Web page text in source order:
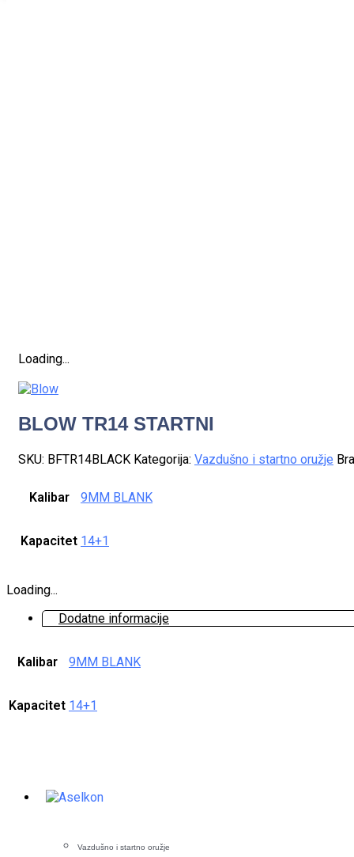
Loading...
BLOW TR14 STARTNI
SKU: BFTR14BLACK Kategorija: Vazdušno i startno oružje
Kalibar 9MM BLANK
Kapacitet 14+1
Loading...
Dodatne informacije
Kalibar 9MM BLANK
Kapacitet 14+1
Vazdušno i startno oružje